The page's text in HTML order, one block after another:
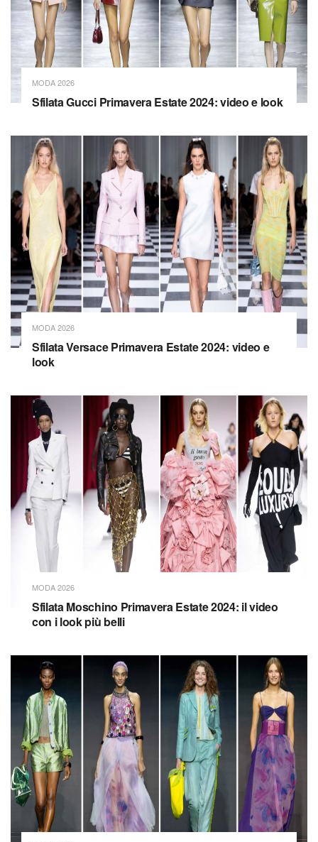
MODA 2026
Sfilata Gucci Primavera Estate 2024: video e look
MODA 2026
Sfilata Versace Primavera Estate 2024: video e
look
MODA 2026
Sfilata Moschino Primavera Estate 2024: il video
con i look più belli